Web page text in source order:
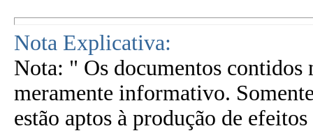
Nota Explicativa:
Nota: " Os documentos contidos
meramente informativo.
estão aptos à produção de